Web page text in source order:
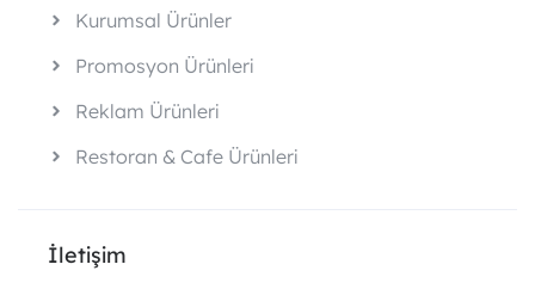
Kurumsal Ürünler
Promosyon Ürünleri
Reklam Ürünleri
Restoran & Cafe Ürünleri
İletişim